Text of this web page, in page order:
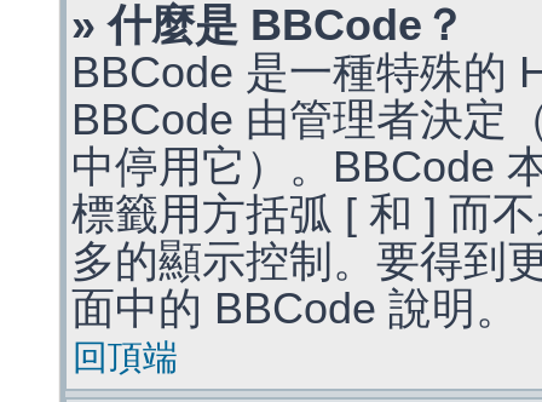
» 什麼是 BBCode？
BBCode 是一種特殊的
BBCode 由管理者決定
中停用它）。BBCode
標籤用方括弧 [ 和 ] 而
多的顯示控制。要得到
面中的 BBCode 說明。
回頂端